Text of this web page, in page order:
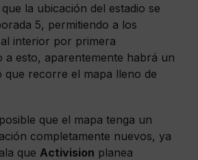
la ubicación del estadio se
5, permitiendo a los
interior por primera
a esto, aparentemente habrá un
que recorre el mapa lleno de
que el mapa tenga un
completamente nuevos, ya
que Activision planea